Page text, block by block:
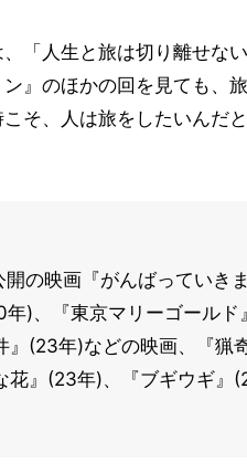
「人生と旅は切り離せな
』のほかの回を見ても、
そ、人は旅をしたいんだ
の映画『がんばっていき
)、『東京マリーゴールド
(23年)などの映画、『猟
花』(23年)、『ブギウギ』